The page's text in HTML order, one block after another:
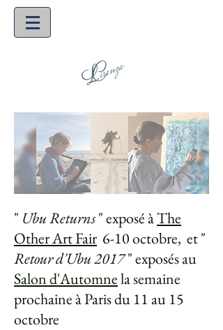
" Ubu Returns" exposé àThe
Other Art Fair 6-10 octobre, et "
Retour d'Ubu 2017" exposés au
Salon d'Automnela semaine
prochaine à Paris du 11 au 15
octobre